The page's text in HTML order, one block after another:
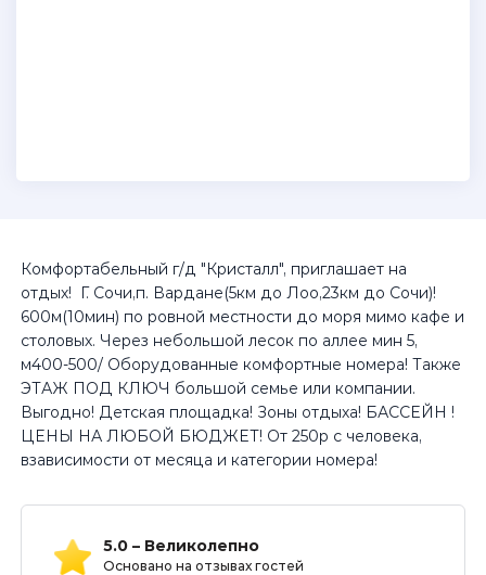
Комфортабельный г/д "Кристалл", приглашает на
отдых! Г. Сочи,п. Вардане(5км до Лоо,23км до Сочи)!
600м(10мин) по ровной местности до моря мимо кафе и
столовых. Через небольшой лесок по аллее мин 5,
м400-500/ Оборудованные комфортные номера! Также
ЭТАЖ ПОД КЛЮЧ большой семье или компании.
Выгодно! Детская площадка! Зоны отдыха! БАССЕЙН !
ЦЕНЫ НА ЛЮБОЙ БЮДЖЕТ! От 250р с человека,
взависимости от месяца и категории номера!
5.0 – Великолепно
Основано на отзывах гостей